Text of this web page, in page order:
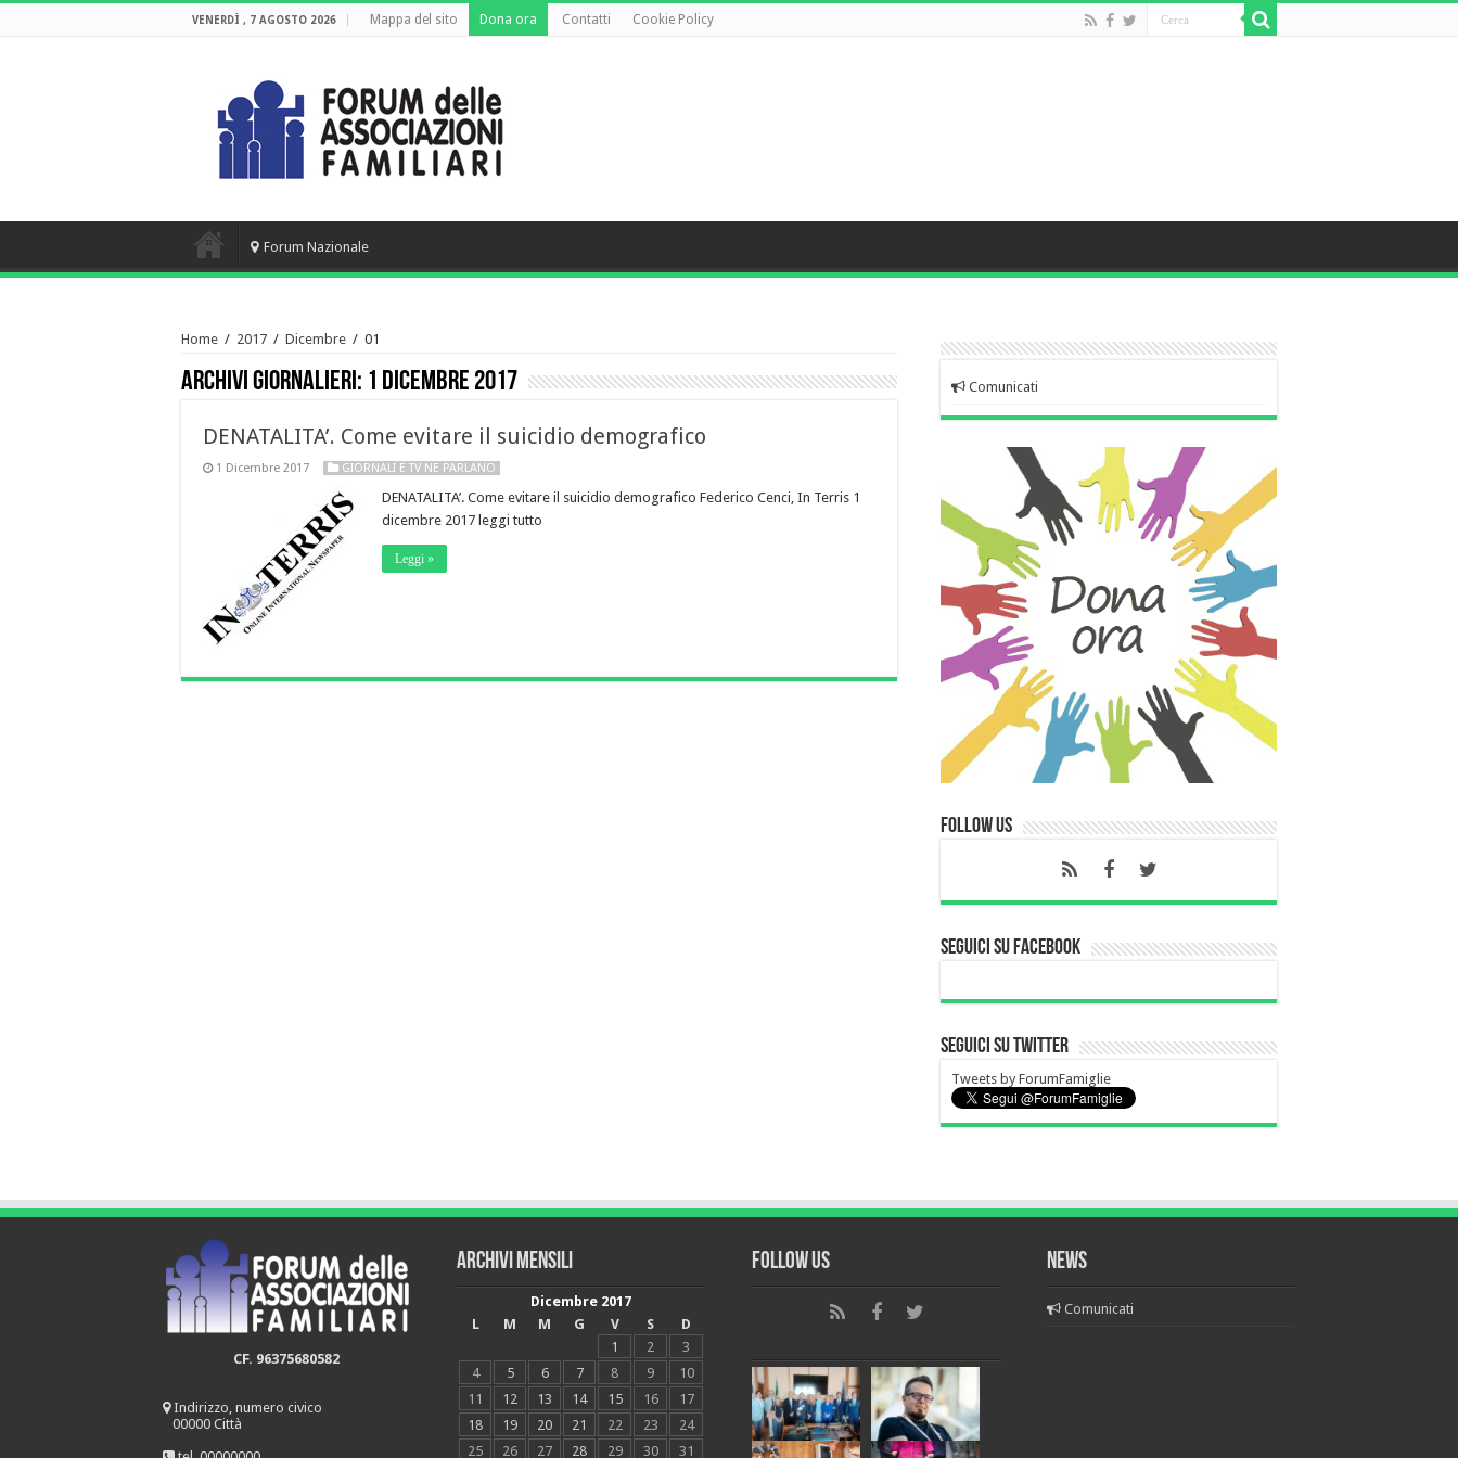
VENERDÌ , 7 AGOSTO 2026 Mappa del sito Dona ora Contatti Cookie Policy
Forum Nazionale
Home / 2017 / Dicembre / 01
Archivi giornalieri: 1 Dicembre 2017
DENATALITA’. Come evitare il suicidio demografico
1 Dicembre 2017 GIORNALI E TV NE PARLANO
DENATALITA’. Come evitare il suicidio demografico Federico Cenci, In Terris 1
dicembre 2017 leggi tutto
Leggi »
Comunicati
Follow Us
Seguici su Facebook
Seguici su Twitter
Tweets by ForumFamiglie
CF. 96375680582
Indirizzo, numero civico
00000 Città
Archivi mensili
Dicembre 2017
L
M M G V S
D
1
2
3
4
5 6 7 8 9
10
11
12 13 14 15 16
17
18
19 20 21 22 23
24
25
26 27 28 29 30 31
Follow Us News
Comunicati